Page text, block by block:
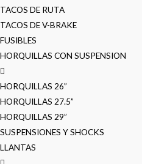
TACOS DE RUTA
TACOS DE V-BRAKE
FUSIBLES
HORQUILLAS CON SUSPENSION
HORQUILLAS 26”
HORQUILLAS 27.5”
HORQUILLAS 29”
SUSPENSIONES Y SHOCKS
LLANTAS